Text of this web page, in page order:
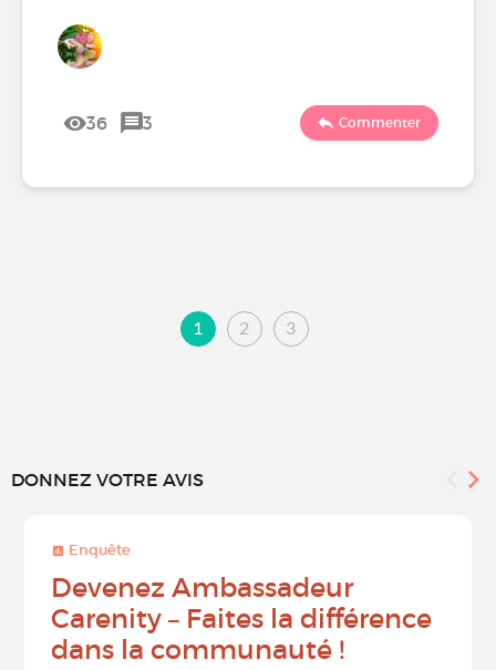
36 3 Commenter
1 2 3
DONNEZ VOTRE AVIS
Enquête
Devenez Ambassadeur
Carenity – Faites la différence
dans la communauté !